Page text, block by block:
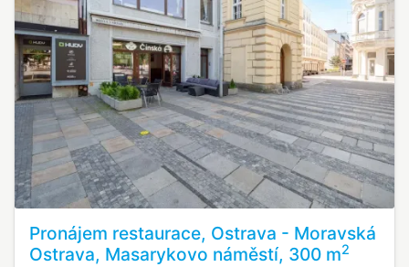
Pronájem restaurace, Ostrava - Moravská
Ostrava, Masarykovo náměstí, 300 m2